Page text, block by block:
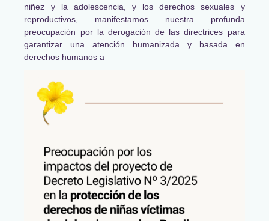
niñez y la adolescencia, y los derechos sexuales y
reproductivos, manifestamos nuestra profunda
preocupación por la derogación de las directrices para
garantizar una atención humanizada y basada en
derechos humanos a